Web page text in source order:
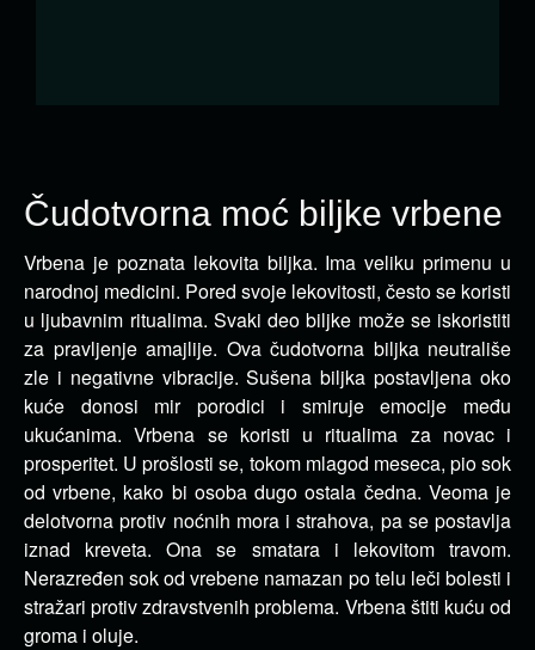
Čudotvorna moć biljke vrbene
Vrbena je poznata lekovita biljka. Ima veliku primenu u
narodnoj medicini. Pored svoje lekovitosti, često se koristi
u ljubavnim ritualima. Svaki deo biljke može se iskoristiti
za pravljenje amajlije. Ova čudotvorna biljka neutrališe
zle i negativne vibracije. Sušena biljka postavljena oko
kuće donosi mir porodici i smiruje emocije među
ukućanima. Vrbena se koristi u ritualima za novac i
prosperitet. U prošlosti se, tokom mlagod meseca, pio sok
od vrbene, kako bi osoba dugo ostala čedna. Veoma je
delotvorna protiv noćnih mora i strahova, pa se postavlja
iznad kreveta. Ona se smatara i lekovitom travom.
Nerazređen sok od vrebene namazan po telu leči bolesti i
stražari protiv zdravstvenih problema. Vrbena štiti kuću od
groma i oluje.